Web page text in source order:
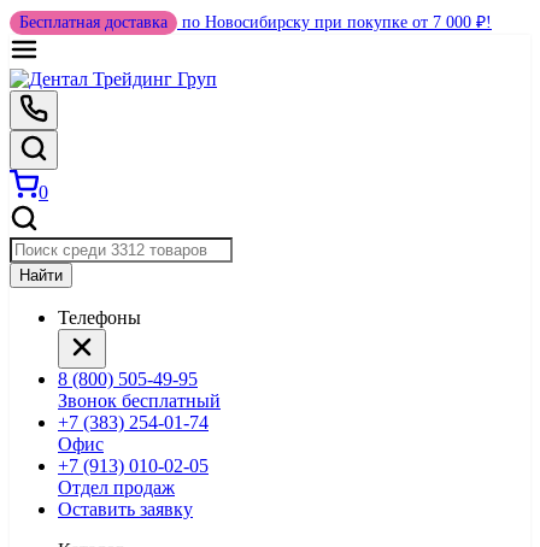
Бесплатная доставка по Новосибирску при покупке от 7 000 ₽!
0
Найти
Телефоны
8 (800) 505-49-95
Звонок бесплатный
+7 (383) 254-01-74
Офис
+7 (913) 010-02-05
Отдел продаж
Оставить заявку